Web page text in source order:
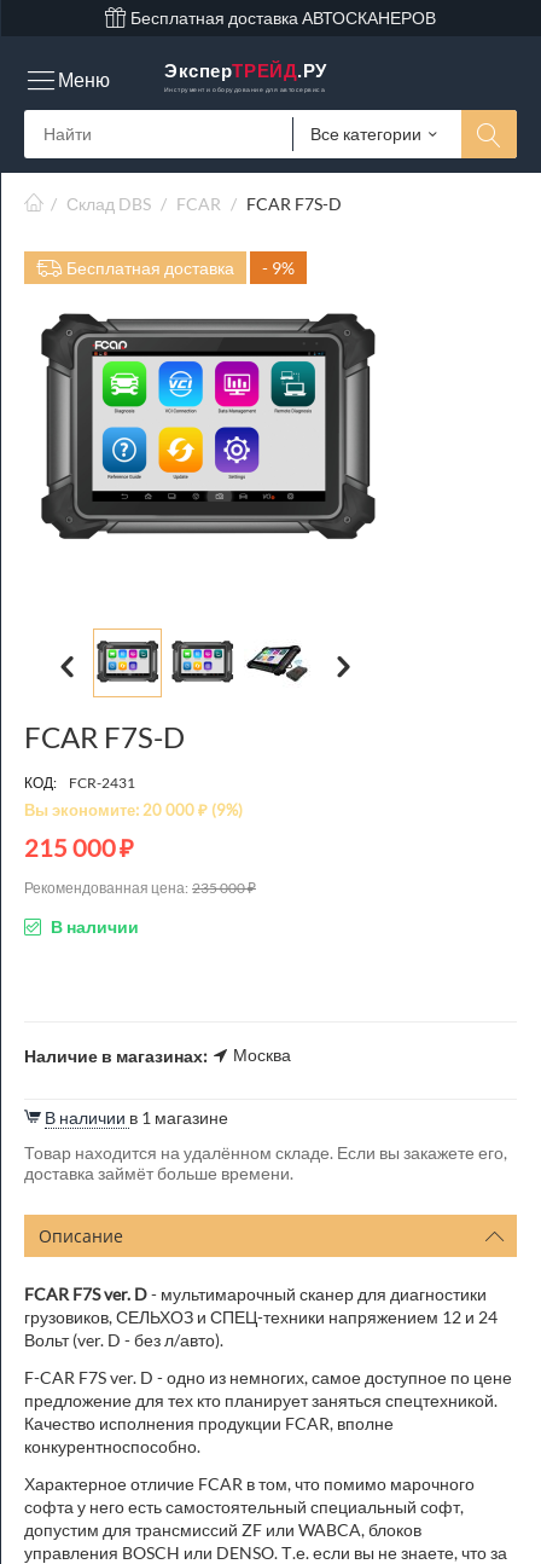
Бесплатная доставка АВТОСКАНЕРОВ
ЭксперТРЕЙД.РУ
Инструмент и оборудование для автосервиса
Все категории
Меню
/ Склад DBS / FCAR / FCAR F7S-D
Бесплатная доставка - 9%
FCAR F7S-D
КОД: FCR-2431
Вы экономите: 20 000₽ (9%)
215 000₽
Рекомендованная цена: 235 000₽
В наличии
Наличие в магазинах: Москва
В наличии в 1 магазине
Товар находится на удалённом складе. Если вы закажете его,
доставка займёт больше времени.
Описание
FCAR F7S ver. D- мультимарочный сканер для диагностики
грузовиков, СЕЛЬХОЗ и СПЕЦ-техники напряжением 12 и 24
Вольт (ver. D - без л/авто).
F-CAR F7S ver. D - одно из немногих, самое доступное по цене
предложение для тех кто планирует заняться спецтехникой.
Качество исполнения продукции FCAR, вполне
конкурентноспособно.
Характерное отличие FCAR в том, что помимо марочного
софта у него есть самостоятельный специальный софт,
допустим для трансмиссий ZF или WABCA, блоков
управления BOSCH или DENSO. Т.е. если вы не знаете, что за